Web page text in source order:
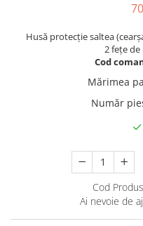
Husă protecție saltea
2 fețe de
Cod
Mărimea
Număr
Cod
Ai nevoie de